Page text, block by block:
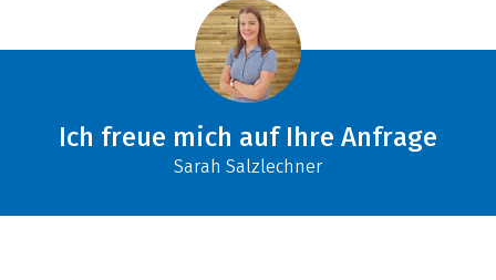
Ich freue mich auf Ihre Anfrage
Sarah Salzlechner